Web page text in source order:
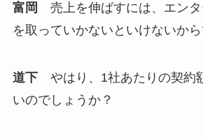
富岡
売上を伸ばすには、エン
を取っていかないといけないから
道下やはり、1社あたりの契約
いのでしょうか？